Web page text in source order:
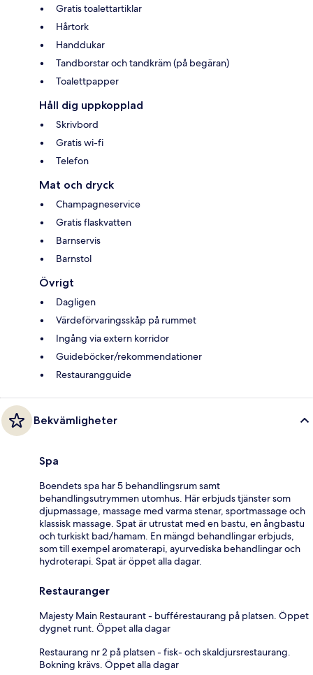
Gratis toalettartiklar
Hårtork
Handdukar
Tandborstar och tandkräm (på begäran)
Toalettpapper
Håll dig uppkopplad
Skrivbord
Gratis wi-fi
Telefon
Mat och dryck
Champagneservice
Gratis flaskvatten
Barnservis
Barnstol
Övrigt
Dagligen
Värdeförvaringsskåp på rummet
Ingång via extern korridor
Guideböcker/rekommendationer
Restaurangguide
Bekvämligheter
Spa
Boendets spa har 5 behandlingsrum samt
behandlingsutrymmen utomhus. Här erbjuds tjänster som
djupmassage, massage med varma stenar, sportmassage och
klassisk massage. Spat är utrustat med en bastu, en ångbastu
och turkiskt bad/hamam. En mängd behandlingar erbjuds,
som till exempel aromaterapi, ayurvediska behandlingar och
hydroterapi. Spat är öppet alla dagar.
Restauranger
Majesty Main Restaurant - bufférestaurang på platsen. Öppet
dygnet runt. Öppet alla dagar
Restaurang nr 2 på platsen - fisk- och skaldjursrestaurang.
Bokning krävs. Öppet alla dagar